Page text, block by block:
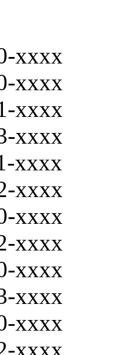
хххх
хххх
хххх
хххх
хххх
хххх
хххх
хххх
хххх
хххх
хххх
хххх